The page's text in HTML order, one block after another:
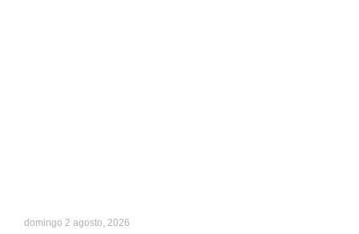
domingo 2 agosto, 2026